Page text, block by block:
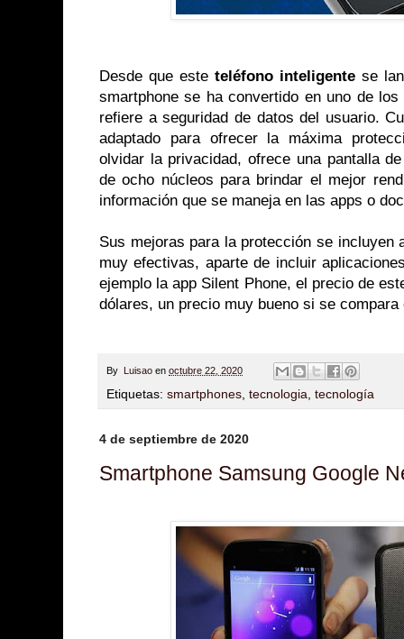
Desde que este teléfono inteligente se
smartphone se ha convertido en uno de
refiere a seguridad de datos del usuario.
adaptado para ofrecer la máxima
olvidar la privacidad, ofrece una pantalla
de ocho núcleos para brindar el mejor
información que se maneja en las apps o
Sus mejoras para la protección se incluyen
muy efectivas, aparte de incluir
ejemplo la app Silent Phone, el precio de
dólares, un precio muy bueno si se
By Luisao en octubre 22, 2020
Etiquetas: smartphones, tecnologia, tecnología
4 de septiembre de 2020
Smartphone Samsung Google